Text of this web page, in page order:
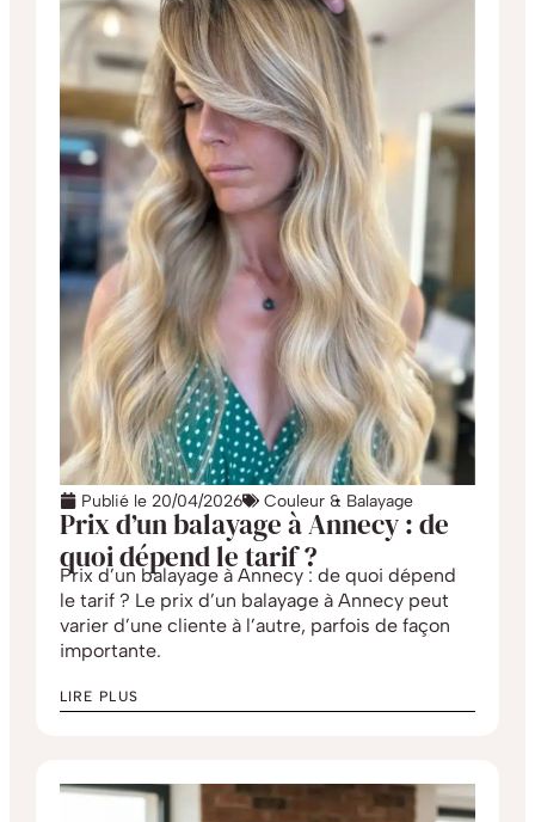
Publié le 20/04/2026 Couleur & Balayage
Prix d’un balayage à Annecy : de
quoi dépend le tarif ?
Prix d’un balayage à Annecy : de quoi dépend
le tarif ? Le prix d’un balayage à Annecy peut
varier d’une cliente à l’autre, parfois de façon
importante.
LIRE PLUS